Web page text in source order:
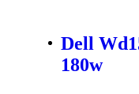
Dell
180w